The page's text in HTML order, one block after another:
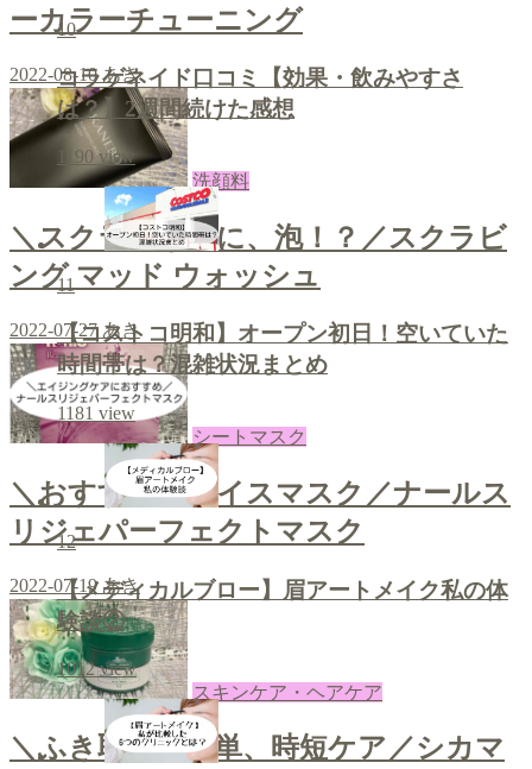
ーカラーチューニング
2022-08-10 あき
洗顔料
＼スクラブなのに、泡！？／スクラビ
ング マッド ウォッシュ
2022-07-27 あき
シートマスク
＼おすすめフェイスマスク／ナールス
リジェパーフェクトマスク
2022-07-19 あき
スキンケア・ヘアケア
＼ふき取って簡単、時短ケア／シカマ
10
コラゲネイド口コミ【効果・飲みやすさ
は？】2週間続けた感想
1190view
11
【コストコ明和】オープン初日！空いていた
時間帯は？混雑状況まとめ
1181 view
12
【メディカルブロー】眉アートメイク私の体
験談②
1012view